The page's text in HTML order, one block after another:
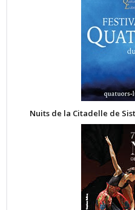
Nuits de la Citadelle de